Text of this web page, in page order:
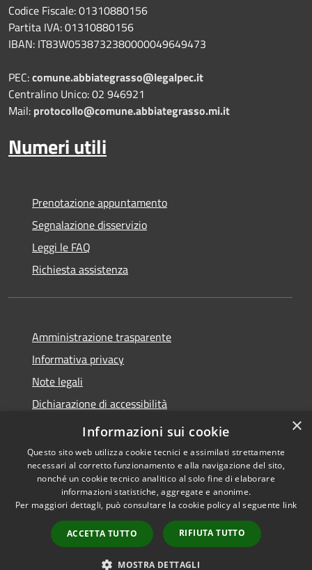
Codice Fiscale: 01310880156
Partita IVA: 01310880156
IBAN: IT83W0538732380000049649473
PEC:comune.abbiategrasso@legalpec.it
Centralino Unico: 02 946921
Mail: protocollo@comune.abbiategrasso.mi.it
Numeri utili
Prenotazione appuntamento
Segnalazione disservizio
Leggi le FAQ
Richiesta assistenza
Amministrazione trasparente
Informativa privacy
Note legali
Dichiarazione di accessibilità
Whistleblowing
Accessibilità
Copyright © 2026 • Comune di
Abbiategrasso • Powered by
Municipium•
Accesso
redazione
×
Informazioni sui cookie
Questo sito web utilizza cookie tecnici e assimilati strettamente
necessari al corretto funzionamento e alla navigazione del sito,
nonché un cookie tecnico analitico al solo fine di elaborare
informazioni statistiche, aggregate e anonime.
Per maggiori dettagli, può consultare la cookie policy al seguente link
ACCETTA TUTTO RIFIUTA TUTTO
MOSTRA DETTAGLI